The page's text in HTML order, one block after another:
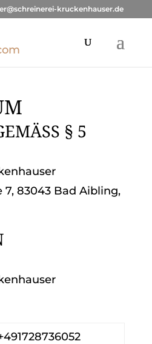
kruckenhauser.de
§ 5
7, 83043 Bad Aibling,